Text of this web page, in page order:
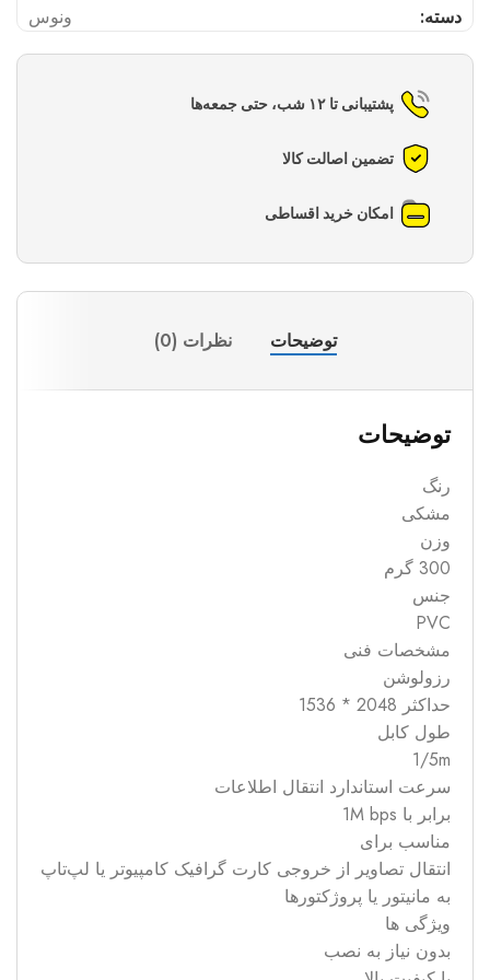
دسته: ونوس
پشتیبانی تا ۱۲ شب، حتی جمعه‌ها
تضمین اصالت کالا
امکان خرید اقساطی
توضیحات نظرات (0)
توضیحات
رنگ
مشکی
وزن
300 گرم
جنس
PVC
مشخصات فنی
رزولوشن
حداکثر 2048 * 1536
طول کابل
1/5m
سرعت استاندارد انتقال اطلاعات
برابر با 1M bps
مناسب برای
انتقال تصاویر از خروجی کارت گرافیک کامپیوتر یا لپ‌تاپ
به مانیتور یا پروژکتورها
ویژگی ها
بدون نیاز به نصب